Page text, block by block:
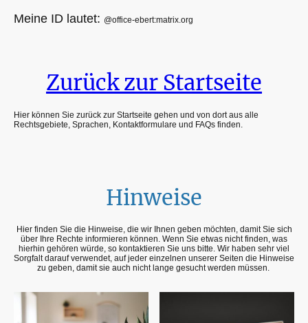
Meine ID lautet: @office-ebert:matrix.org
Zurück zur Startseite
Hier können Sie zurück zur Startseite gehen und von dort aus alle
Rechtsgebiete, Sprachen, Kontaktformulare und FAQs finden.
Hinweise
Hier finden Sie die Hinweise, die wir Ihnen geben möchten, damit Sie sich
über Ihre Rechte informieren können. Wenn Sie etwas nicht finden, was
hierhin gehören würde, so kontaktieren Sie uns bitte. Wir haben sehr viel
Sorgfalt darauf verwendet, auf jeder einzelnen unserer Seiten die Hinweise
zu geben, damit sie auch nicht lange gesucht werden müssen.